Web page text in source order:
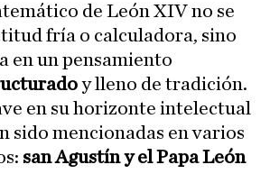
de León XIV no se
fría o calculadora, sino
en un pensamiento
y lleno de tradición.
en su horizonte intelectual
sido mencionadas en varios
san Agustín y el Papa León